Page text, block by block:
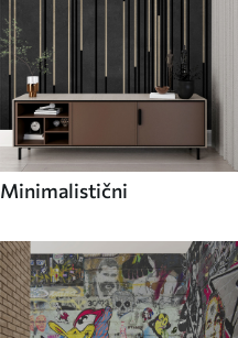
Minimalistični